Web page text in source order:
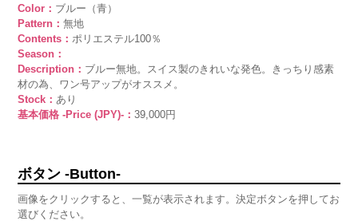
Color： ブルー（青）
Pattern：無地
Contents：ポリエステル100％
Season：
Description： ブルー無地。スイス製のきれいな発色。きっちり感素
材の為、ワン号アップがオススメ。
Stock：あり
基本価格 -Price (JPY)-：39,000円
ボタン -Button-
画像をクリックすると、一覧が表示されます。決定ボタンを押してお
選びください。